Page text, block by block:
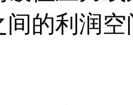
间的利润